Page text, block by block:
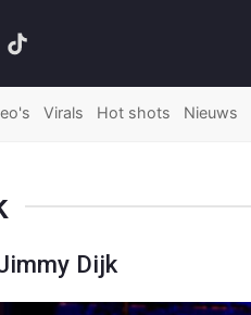
Virals Hot shots Nieuws
Dijk